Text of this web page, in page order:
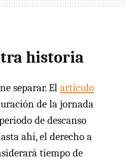
historia
separar. El artículo
de la jornada
de descanso
ahí, el derecho a
tiempo de